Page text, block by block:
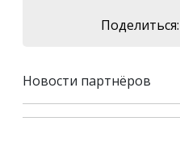
Поделиться:
Новости партнёров